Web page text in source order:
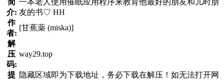
介: 友的书♡ HH
作
者:
[甘蕉薬 (miska)]
解
压
码:
way29.top
提 隐藏区域即为下载地址，务必下载在解压！如无法打开网